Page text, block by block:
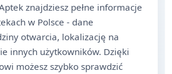
znajdziesz pełne informacje
w Polsce - dane
otwarcia, lokalizację na
innych użytkowników. Dzięki
możesz szybko sprawdzić